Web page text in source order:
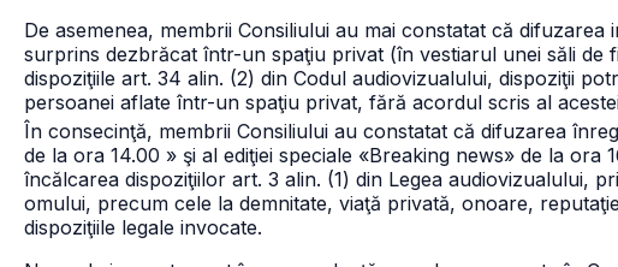
De asemenea, membrii Consiliului au mai constatat că
surprins dezbrăcat într-un spaţiu privat (în vestiarul unei săli de
dispoziţiile art. 34 alin. (2) din Codul audiovizualului, dispoziţii
persoanei aflate într-un spaţiu privat, fără acordul scris al
În consecinţă, membrii Consiliului au constatat că difuzarea
de la ora 14.00 » şi al ediţiei speciale «Breaking news» de la ora
încălcarea dispoziţiilor art. 3 alin. (1) din Legea audiovizualului,
omului, precum cele la demnitate, viaţă privată, onoare,
dispoziţiile legale invocate.